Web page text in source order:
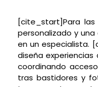
[cite_start]Para
personalizado y
en un especialista.
diseña
coordinando
tras bastidores y